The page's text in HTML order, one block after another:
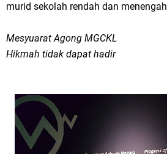
murid sekolah rendah dan
Mesyuarat Agong MGCKL
Hikmah tidak dapat hadir